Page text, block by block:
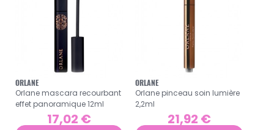
ORLANE
Orlane mascara recourbant
effet panoramique 12ml
17,02 €
ORLANE
Orlane pinceau soin lumière
2,2ml
21,92 €